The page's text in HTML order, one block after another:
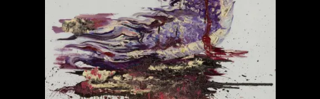
關於M+藏品
探索世界頂級的二十及二十一世紀視覺
文化藏品。